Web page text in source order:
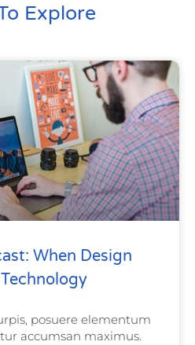
Explore
When Design
posuere elementum
accumsan maximus.